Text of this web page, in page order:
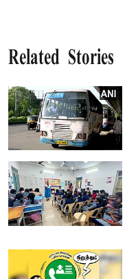
Related Stories